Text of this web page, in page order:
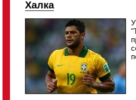
Халка